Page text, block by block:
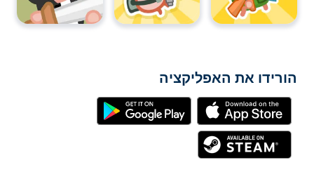
הורידו את האפליקציה